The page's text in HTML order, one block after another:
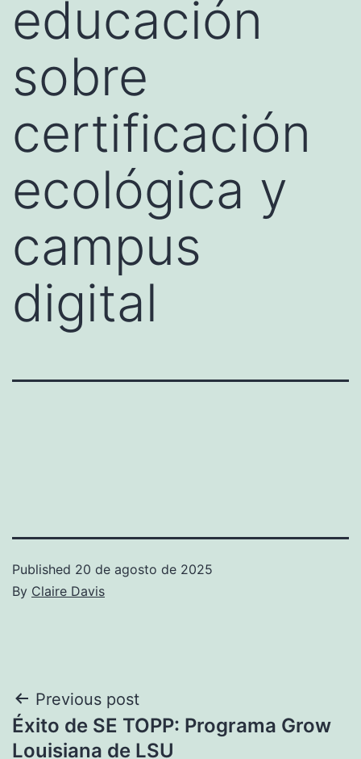
educación
sobre
certificación
ecológica y
campus
digital
Published 20 de agosto de 2025
By Claire Davis
Navegación
de
Previous post
Éxito de SE TOPP: Programa Grow
Louisiana de LSU